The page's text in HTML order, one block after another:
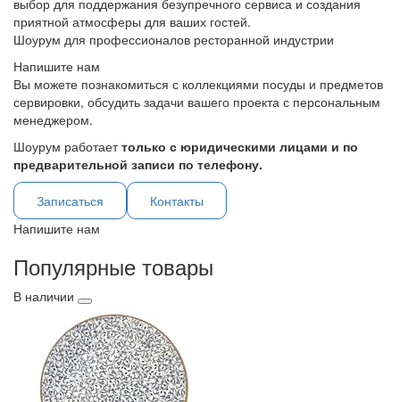
выбор для поддержания безупречного сервиса и создания
приятной атмосферы для ваших гостей.
Шоурум для профессионалов ресторанной индустрии
Напишите нам
Вы можете познакомиться с коллекциями посуды и предметов
сервировки, обсудить задачи вашего проекта с персональным
менеджером.
Шоурум работаеттолько с юридическими лицами и по
предварительной записи по телефону.
Записаться
Контакты
Напишите нам
Популярные товары
В наличии